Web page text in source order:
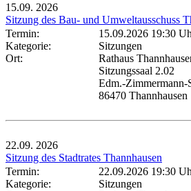
15.09. 2026
Sitzung des Bau- und Umweltausschuss
Termin:
15.09.2026 19:30
Kategorie:
Sitzungen
Ort:
Rathaus
Sitzungssaal 2.02
Edm.-Zimmermann-
86470 Thannhausen
22.09. 2026
Sitzung des Stadtrates Thannhausen
Termin:
22.09.2026 19:30
Kategorie:
Sitzungen